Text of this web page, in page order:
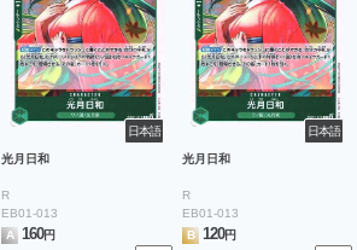
日本語
光月日和
R
EB01-013
A
160円
日本語
光月日和
R
EB01-013
B 120円